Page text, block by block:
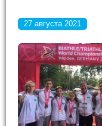
27 августа 2021